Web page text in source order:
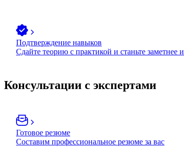
Подтверждение навыков
Сдайте теорию с практикой и станьте заметнее
Консультации с экспертами
Готовое резюме
Составим профессиональное резюме за вас